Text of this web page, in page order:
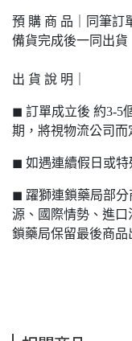
預 購 商 品｜同筆訂
備貨完成後一同出貨
出 貨 說 明｜
◼ 訂單成立後 約3-5
期，將視物流公司而
◼ 如遇連續假日或
◼ 躍獅連鎖藥局部分
源、國際情勢、進
鎖藥局保留最後商品